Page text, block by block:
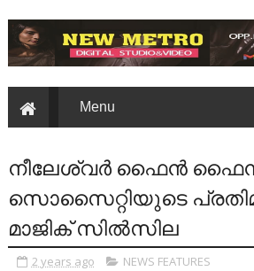
നീലേശ്വർ ഫൈൻ
സൊസൈറ്റിയുടെ
മാജിക് സിൽസില
2 years ago NEWS FEATURES